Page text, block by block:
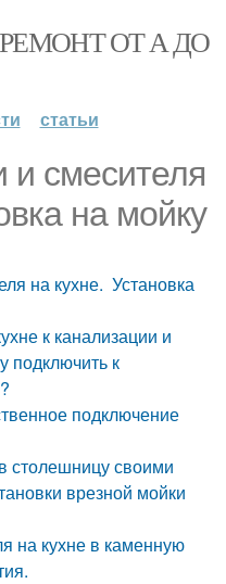
ОТ А ДО
статьи
и смесителя
на мойку
на кухне. Установка
к канализации и
подключить к
подключение
столешницу своими
врезной мойки
на кухне в каменную